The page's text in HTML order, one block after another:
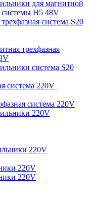
для магнитной
H5 48V
система S20
трехфазная
система S20
система 220V
система 220V
220V
220V
220V
220V